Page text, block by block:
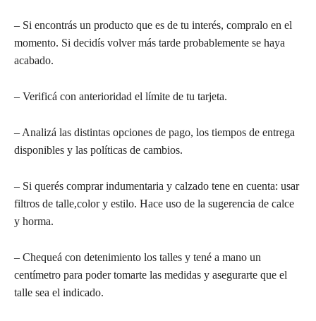
– Si encontrás un producto que es de tu interés, compralo en el
momento. Si decidís volver más tarde probablemente se haya
acabado.
– Verificá con anterioridad el límite de tu tarjeta.
– Analizá las distintas opciones de pago, los tiempos de entrega
disponibles y las políticas de cambios.
– Si querés comprar indumentaria y calzado tene en cuenta: usar
filtros de talle,color y estilo. Hace uso de la sugerencia de calce
y horma.
– Chequeá con detenimiento los talles y tené a mano un
centímetro para poder tomarte las medidas y asegurarte que el
talle sea el indicado.